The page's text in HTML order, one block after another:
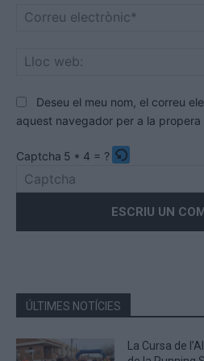
Deseu el meu nom, el correu
aquest navegador per a la
Captcha 5 * 4 = ?
the
the
CAPTCHA
to
verify
ÚLTIMES NOTÍCIES
La Cursa de